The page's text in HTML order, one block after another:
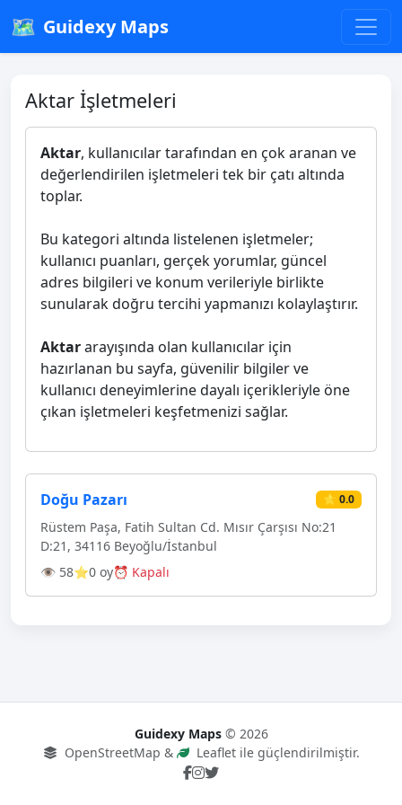
🗺️ Guidexy Maps
Aktar İşletmeleri
Aktar, kullanıcılar tarafından en çok aranan ve
değerlendirilen işletmeleri tek bir çatı altında
toplar.
Bu kategori altında listelenen işletmeler;
kullanıcı puanları, gerçek yorumlar, güncel
adres bilgileri ve konum verileriyle birlikte
sunularak doğru tercihi yapmanızı kolaylaştırır.
Aktararayışında olan kullanıcılar için
hazırlanan bu sayfa, güvenilir bilgiler ve
kullanıcı deneyimlerine dayalı içerikleriyle öne
çıkan işletmeleri keşfetmenizi sağlar.
Doğu Pazarı ⭐ 0.0
Rüstem Paşa, Fatih Sultan Cd. Mısır Çarşısı No:21
D:21, 34116 Beyoğlu/İstanbul
👁 58⭐0 oy⏰ Kapalı
Guidexy Maps© 2026
OpenStreetMap &
Leaflet ile güçlendirilmiştir.